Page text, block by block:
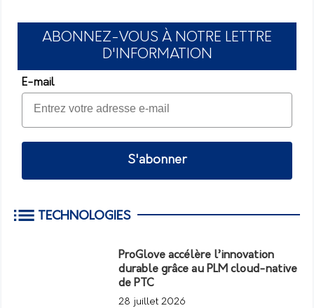
ABONNEZ-VOUS À NOTRE LETTRE
D'INFORMATION
E-mail
S'abonner
TECHNOLOGIES
ProGlove accélère l’innovation
durable grâce au PLM cloud-native
de PTC
28 juillet 2026